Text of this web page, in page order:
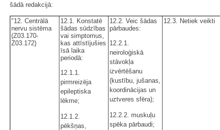
šādā redakcijā:
"12. Centrālā
nervu sistēma
(Z03.170-
Z03.172)
12.1. Konstatē
šādas sūdzības
vai simptomus,
kas attīstījušies
īsā laika
periodā:
12.1.1.
pirmreizēja
epileptiska
lēkme;
12.1.2.
pēkšņas,
12.2. Veic šādas
pārbaudes:
12.2.1.
neiroloģiskā
stāvokļa
izvērtēšanu
(kustību, jušanas,
koordinācijas un
uztveres sfēra);
12.2.2. muskuļu
spēka pārbaudi;
12.3. Netiek veikti